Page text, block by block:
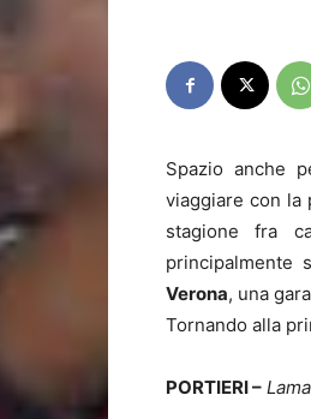
Spazio anche
viaggiare con la
stagione fra
principalmente
Verona, una
Tornando alla
PORTIERI –